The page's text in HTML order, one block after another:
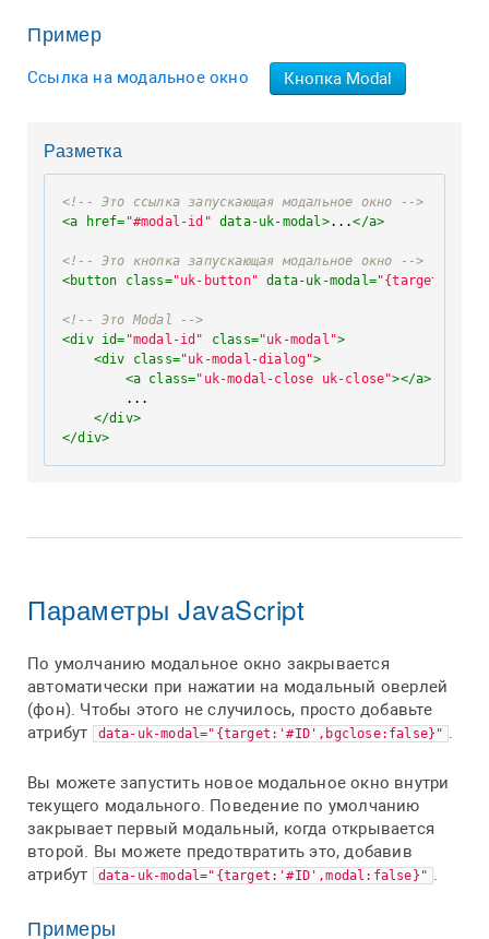
Пример
Ссылка на модальное окно Кнопка Modal
Разметка
<!-- Это ссылка запускающая модальное окно -->
<a href= "#modal-id" data-uk-modal>...</a>
<!-- Это кнопка запускающая модальное окно -->
<button class="uk-button" data-uk-modal=
<!-- Это Modal -->
<div id= "modal-id" class="uk-modal">
<div class="uk-modal-dialog">
<a class="uk-modal-close uk-close"></a>
        ...
</div>
</div>
Параметры JavaScript
По умолчанию модальное окно закрывается
автоматически при нажатии на модальный оверлей
(фон). Чтобы этого не случилось, просто добавьте
атрибут
data-uk-modal="{target:'#ID',bgclose:false}" .
Вы можете запустить новое модальное окно внутри
текущего модального. Поведение по умолчанию
закрывает первый модальный, когда открывается
второй. Вы можете предотвратить это, добавив
атрибут
data-uk-modal="{target:'#ID',modal:false}" .
Примеры